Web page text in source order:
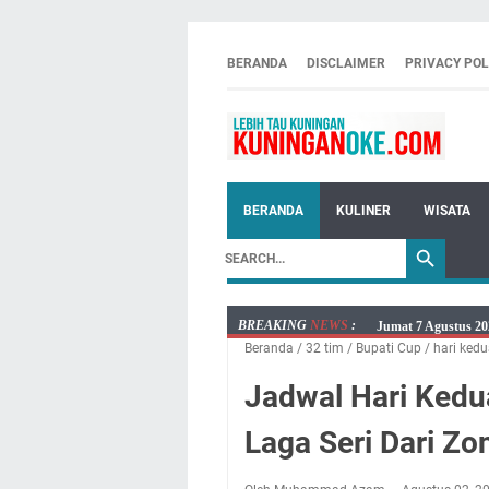
BERANDA DISCLAIMER PRIVACY
BERANDA KULINER WISATA
BREAKING NEWS :
Jumat 7 Agustus
Embun Pagi
Tetap Berjalan
Salat Lima Waktu
Menenangkan, Ini
Beranda / 32 tim / Bupati Cup / hari
Jadwal Hari
Laga Seri Dari